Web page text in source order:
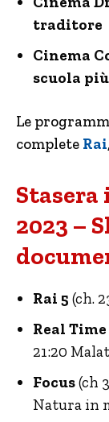
traditore
Cinema
scuola
Le
complete Rai,
2023 –
Rai 5 (ch.
Real Time
21:20
Focus(ch
Natura in